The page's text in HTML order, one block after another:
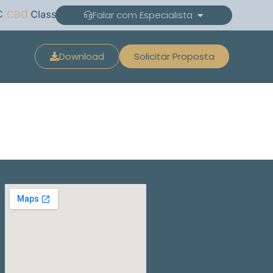
Falar com Especialista
Download Solicitar Proposta